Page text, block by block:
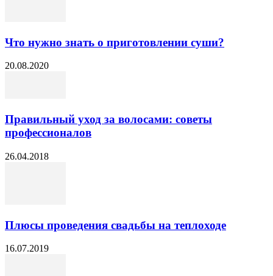
Что нужно знать о приготовлении суши?
20.08.2020
Правильный уход за волосами: советы
профессионалов
26.04.2018
Плюсы проведения свадьбы на теплоходе
16.07.2019